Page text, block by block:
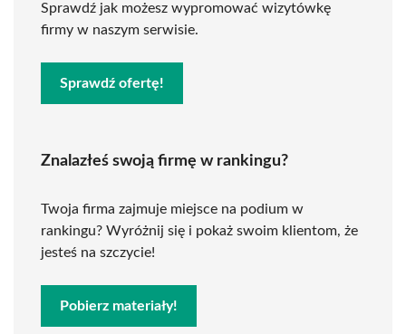
Sprawdź jak możesz wypromować wizytówkę
firmy w naszym serwisie.
Sprawdź ofertę!
Znalazłeś swoją firmę w rankingu?
Twoja firma zajmuje miejsce na podium w
rankingu? Wyróżnij się i pokaż swoim klientom, że
jesteś na szczycie!
Pobierz materiały!